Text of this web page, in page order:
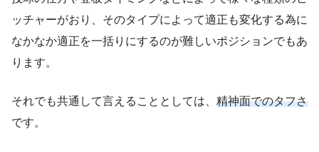
ッチャーがおり、そのタイプによって適正も変化する為に
なかなか適正を一括りにするのが難しいポジションでもあ
ります。
それでも共通して言えることとしては、 精神面でのタフさ
です。